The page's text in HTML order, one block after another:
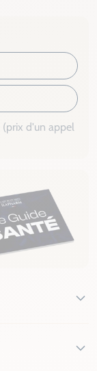
(prix d'un appel